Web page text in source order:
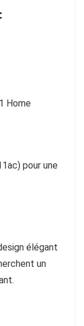
Home
pour une
élégant
un